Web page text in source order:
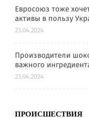
Евросоюз тоже
активы в пользу
23.04.2024
Производители
важного
23.04.2024
ПРОИСШЕСТВИЯ